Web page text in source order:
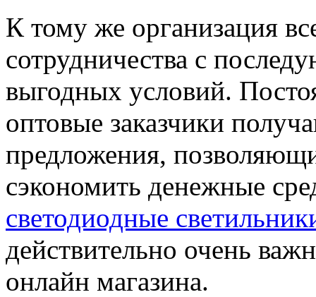
К тому же организация
сотрудничества с
выгодных условий.
оптовые заказчики
предложения,
сэкономить денежные
светодиодные
действительно очень
онлайн магазина.